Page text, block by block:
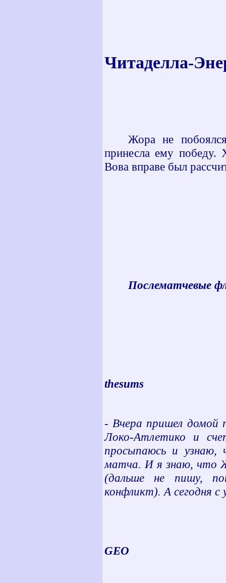
Читаделла-
Жора не
принесла ему победу.
Вова вправе был
Послематчевые
thesums
- Вчера пришел домой
Локо-Атлетико и
просыпаюсь и узнаю,
матча. И я знаю, что
(дальше не пишу,
конфликт). А сегодня
GEO